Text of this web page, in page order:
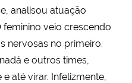
analisou atuação
feminino veio crescendo
nervosas no primeiro.
e outros times,
até virar. Infelizmente,